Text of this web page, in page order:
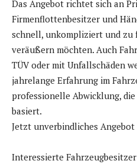
Das Angebot richtet sich an
Firmenflottenbesitzer und
schnell, unkompliziert und zu
veräußern möchten. Auch
TÜV oder mit Unfallschäden
jahrelange Erfahrung im
professionelle Abwicklung,
basiert.
Jetzt unverbindliches Angebot
Interessierte